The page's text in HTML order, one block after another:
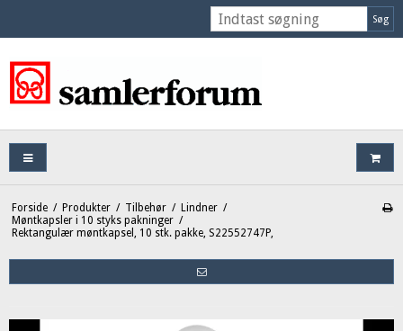
Søg
Forside / Produkter / Tilbehør / Lindner /
Møntkapsler i 10 styks pakninger /
Rektangulær møntkapsel, 10 stk. pakke, S22552747P,